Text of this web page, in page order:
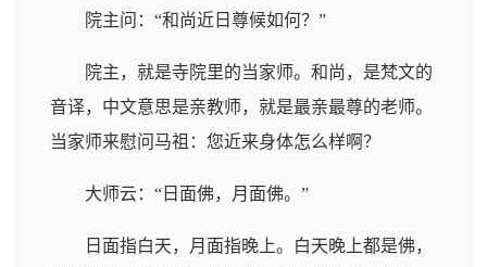
院主问：“和尚近日尊候如何？”
院主，就是寺院里的当家师。和尚，是梵文的
音译，中文意思是亲教师，就是最亲最尊的老师。
当家师来慰问马祖：您近来身体怎么样啊？
大师云：“日面佛，月面佛。”
日面指白天，月面指晚上。白天晚上都是佛，